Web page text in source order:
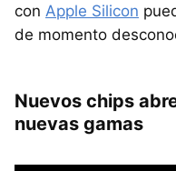
con Apple Silicon
de momento
Nuevos chips
nuevas gamas